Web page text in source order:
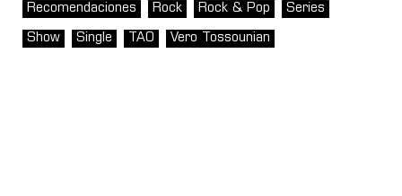
Recomendaciones Rock Rock & Pop Series
Show Single TAO Vero Tossounian